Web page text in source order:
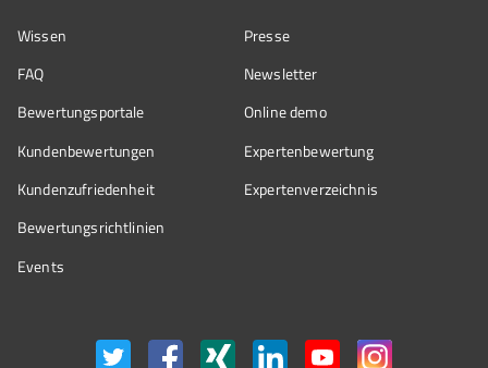
Wissen
FAQ
Bewertungsportale
Kundenbewertungen
Kundenzufriedenheit
Bewertungs­richtlinien
Events
Presse
Newsletter
Online demo
Expertenbewertung
Expertenverzeichnis